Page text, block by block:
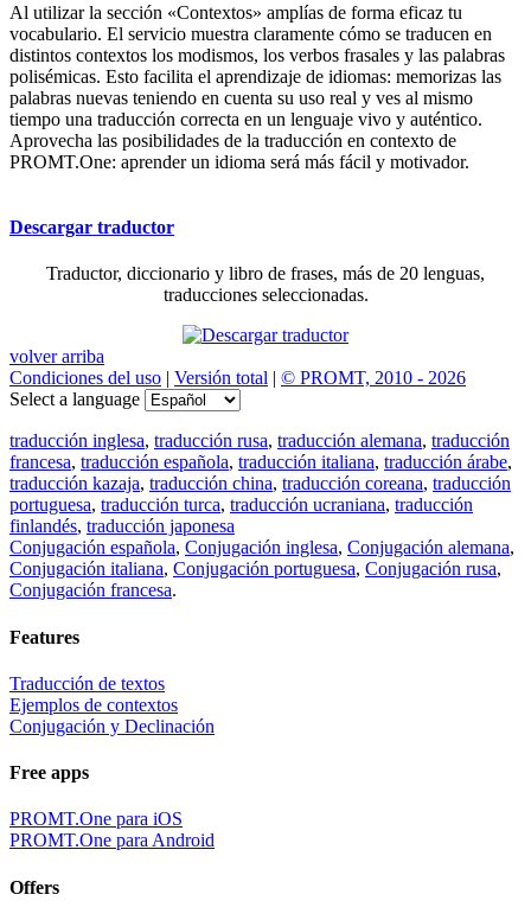
Al utilizar la sección «Contextos» amplías de forma eficaz tu
vocabulario. El servicio muestra claramente cómo se traducen en
distintos contextos los modismos, los verbos frasales y las palabras
polisémicas. Esto facilita el aprendizaje de idiomas: memorizas las
palabras nuevas teniendo en cuenta su uso real y ves al mismo
tiempo una traducción correcta en un lenguaje vivo y auténtico.
Aprovecha las posibilidades de la traducción en contexto de
PROMT.One: aprender un idioma será más fácil y motivador.
Descargar traductor
Traductor, diccionario y libro de frases, más de 20 lenguas,
traducciones seleccionadas.
volver arriba
Condiciones del uso | Versión total | © PROMT, 2010 - 2026
Select a language
traducción inglesa, traducción rusa, traducción alemana, traducción
francesa, traducción española, traducción italiana, traducción árabe,
traducción kazaja, traducción china, traducción coreana, traducción
portuguesa, traducción turca, traducción ucraniana, traducción
finlandés, traducción japonesa
Conjugación española, Conjugación inglesa, Conjugación alemana,
Conjugación italiana, Conjugación portuguesa, Conjugación rusa,
Conjugación francesa.
Features
Traducción de textos
Ejemplos de contextos
Conjugación y Declinación
Free apps
PROMT.One para iOS
PROMT.One para Android
Offers